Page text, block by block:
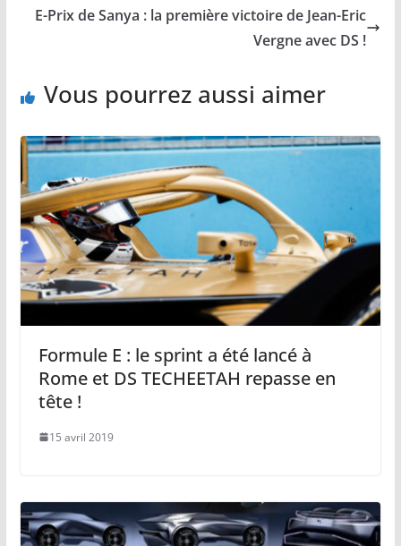
E-Prix de Sanya : la première victoire de Jean-Eric
Vergne avec DS !
Vous pourrez aussi aimer
Formule E : le sprint a été lancé à
Rome et DS TECHEETAH repasse en
tête !
15 avril 2019